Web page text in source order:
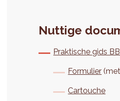
Nuttige
Praktische gids
Formulier
Cartouche